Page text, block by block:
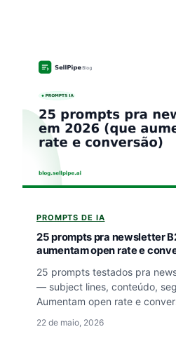
PROMPTS DE IA
25 prompts pra newsletter
aumentam open rate e
25 prompts testados pra
— subject lines, conteúdo,
Aumentam open rate e
22 de maio, 2026